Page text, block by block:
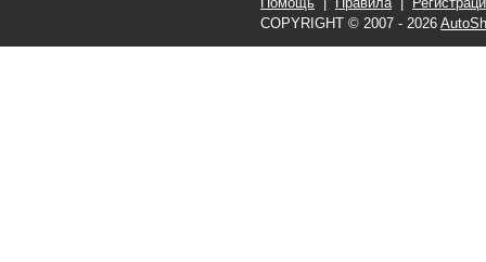
COPYRIGHT © 2007 - 2026